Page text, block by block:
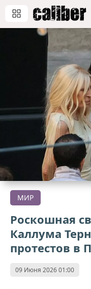
МИР
Роскошная
Каллума
протестов в
09 Июня 2026 01:00